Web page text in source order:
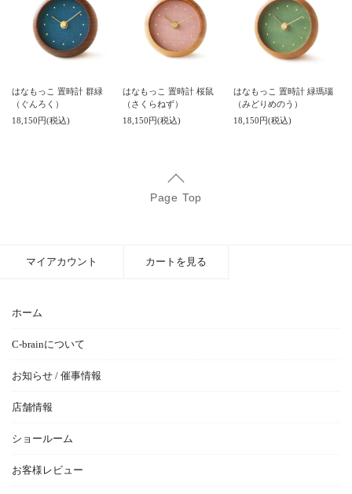
はなもっこ 置時計 群緑
（ぐんろく）
18,150円(税込)
はなもっこ 置時計 桜鼠
（さくらねず）
18,150円(税込)
はなもっこ 置時計 緑瑪瑙
（みどりめのう）
18,150円(税込)
Page Top
ホーム
C-brainについて
お知らせ / 催事情報
店舗情報
ショールーム
お客様レビュー
マイアカウント カートを見る